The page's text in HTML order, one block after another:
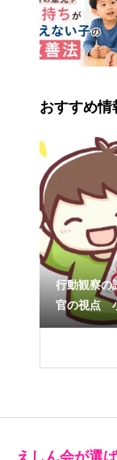
おすすめ情
行動観察の
官の視点
えしん会が選